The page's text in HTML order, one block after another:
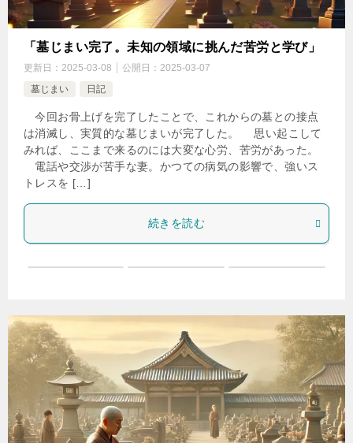
「墓じまい完了。未知の領域に挑んだ苦労と学び」
更新日： 2025-03-08 公開日： 2025-03-07
墓じまい
日記
今回お骨上げを完了したことで、これからの墓との接点
は消滅し、実質的な墓じまいが完了した。 思い起こして
みれば、ここまで来るのには大変な心労、苦労があった。
電話や交渉が苦手な妻。かつての病気の影響で、強いス
トレスを […]
続きを読む